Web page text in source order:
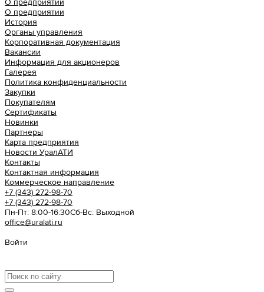
О предприятии
О предприятии
История
Органы управления
Корпоративная документация
Вакансии
Информация для акционеров
Галерея
Политика конфиденциальности
Закупки
Покупателям
Сертификаты
Новинки
Партнеры
Карта предприятия
Новости УралАТИ
Контакты
Контактная информация
Коммерческое направление
+7 (343) 272-98-70
+7 (343) 272-98-70
Пн-Пт: 8:00-16:30Cб-Вс: Выходной
office@uralati.ru
Войти